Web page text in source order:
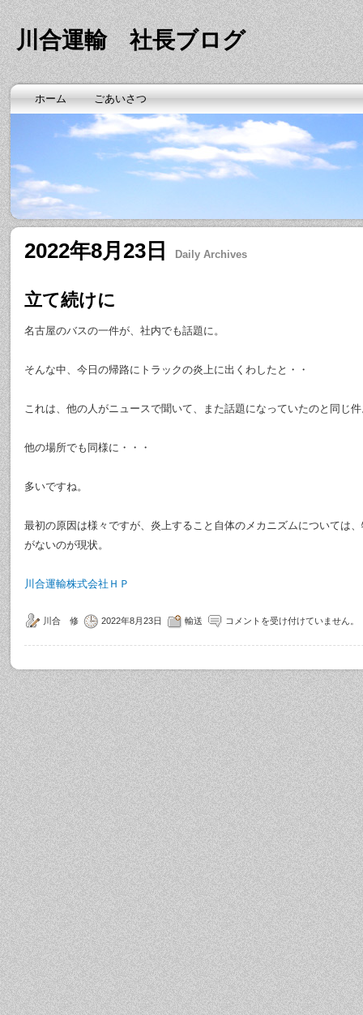
川合運輸 社長ブログ
ホーム ごあいさつ
2022年8月23日 Daily Archives
立て続けに
名古屋のバスの一件が、社内でも話題に。
そんな中、今日の帰路にトラックの炎上に出くわしたと・・
これは、他の人がニュースで聞いて、また話題になっていたのと同じ
他の場所でも同様に・・・
多いですね。
最初の原因は様々ですが、炎上すること自体のメカニズムについては
がないのが現状。
川合運輸株式会社ＨＰ
川合 修 2022年8月23日 輸送 コメントを受け付けていません。